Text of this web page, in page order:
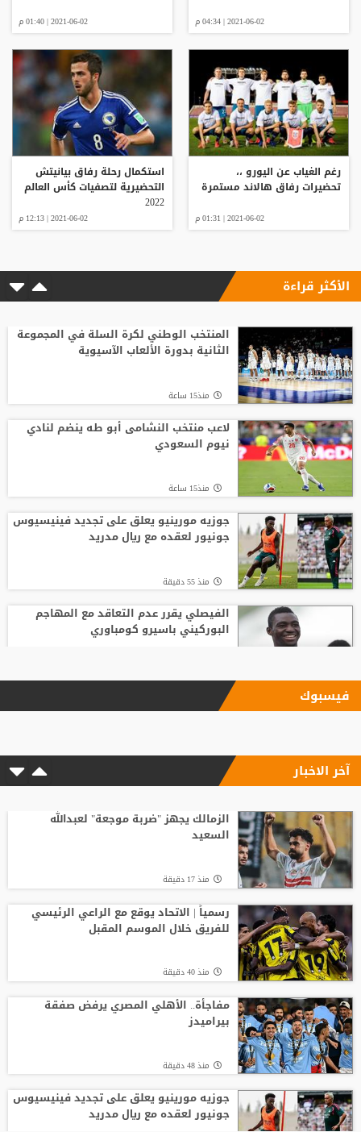
2021-06-02 | 04:34 م 2021-06-02 | 01:40 م
رغم الغياب عن اليورو ،،
تحضيرات رفاق هالاند مستمرة
2021-06-02 | 01:31 م
استكمال رحلة رفاق بيانيتش
التحضيرية لتصفيات كأس العالم
2022
2021-06-02 | 12:13 م
الأكثر قراءة
المنتخب الوطني لكرة السلة في المجموعة
الثانية بدورة الألعاب الآسيوية
منذ15 ساعة
لاعب منتخب النشامى أبو طه ينضم لنادي
نيوم السعودي
منذ15 ساعة
جوزيه مورينيو يعلق على تجديد فينيسيوس
جونيور لعقده مع ريال مدريد
منذ 55 دقيقة
الفيصلي يقرر عدم التعاقد مع المهاجم
البوركيني باسيرو كومباوري
ليفربول يحسم صفقة أراخو لاعب برشلونة
مأساة وفاة لاعب شاب
انطلاق منافسات بطولة الحسن الدولية
العاشرة للتايكواندو
افتتاح دورة "سبارتاكياد شعوب روسيا" 2026
في يكاترينبورغ
فيسبوك
آخر الاخبار
الزمالك يجهز "ضربة موجعة" لعبدالله
السعيد
منذ 17 دقيقة
رسمياً | الاتحاد يوقع مع الراعي الرئيسي
للفريق خلال الموسم المقبل
منذ 40 دقيقة
مفاجأة.. الأهلي المصري يرفض صفقة
بيراميدز
منذ 48 دقيقة
جوزيه مورينيو يعلق على تجديد فينيسيوس
جونيور لعقده مع ريال مدريد